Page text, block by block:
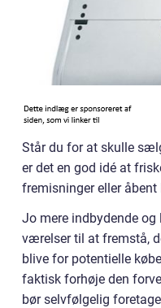
Står du for at skulle
er det en god idé at
fremisninger eller åbent
Jo mere indbydende
værelser til at fremstå,
blive for potentielle
faktisk forhøje den
bør selvfølgelig